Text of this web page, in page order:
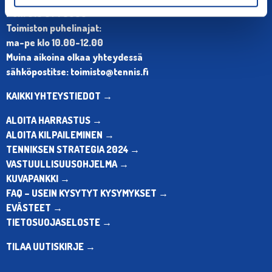
Puh. 010 574 3959
Toimiston puhelinajat:
ma-pe klo 10.00-12.00
Muina aikoina olkaa yhteydessä
sähköpostitse: toimisto@tennis.fi
KAIKKI YHTEYSTIEDOT →
ALOITA HARRASTUS →
ALOITA KILPAILEMINEN →
TENNIKSEN STRATEGIA 2024 →
VASTUULLISUUSOHJELMA →
KUVAPANKKI →
FAQ – USEIN KYSYTYT KYSYMYKSET →
EVÄSTEET →
TIETOSUOJASELOSTE →
TILAA UUTISKIRJE →